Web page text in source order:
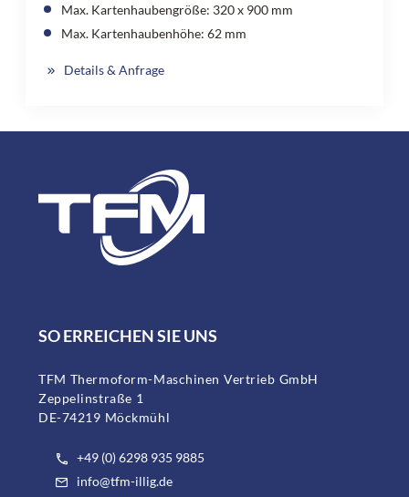
Max. Kartenhaubengröße: 320 x 900 mm
Max. Kartenhaubenhöhe: 62 mm
Details & Anfrage
SO ERREICHEN SIE UNS
TFM Thermoform-Maschinen Vertrieb GmbH
Zeppelinstraße 1
DE-74219 Möckmühl
+49 (0) 6298 935 9885
info@tfm-illig.de